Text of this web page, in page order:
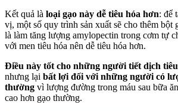
Kết quả là loại gạo này dễ tiêu hóa hơn: để
vị, một số quy trình sản xuất sẽ cho thêm bột
là làm tăng lượng amylopectin trong cơm tự
với men tiêu hóa nên dễ tiêu hóa hơn.
Điều này tốt cho những người tiết dịch
nhưng lại bất lợi đối với những người có
thường vì lượng đường trong máu sau bữa
cao hơn gạo thường.